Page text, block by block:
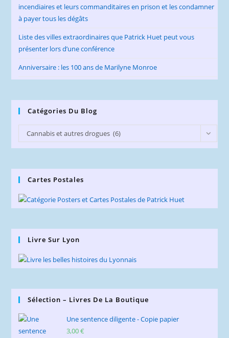
incendiaires et leurs commanditaires en prison et les condamner
à payer tous les dégâts
Liste des villes extraordinaires que Patrick Huet peut vous
présenter lors d’une conférence
Anniversaire : les 100 ans de Marilyne Monroe
Catégories Du Blog
Catégories
du
Cannabis et autres drogues (6)
Cartes Postales
Livre Sur Lyon
Sélection – Livres De La Boutique
Une sentence diligente - Copie papier
3,00€